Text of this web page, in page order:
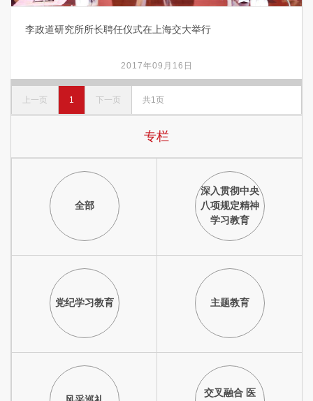
李政道研究所所长聘任仪式在上海交大举行
2017年09月16日
上一页 1 下一页 共1页
专栏
全部
深入贯彻中央
八项规定精神
学习教育
党纪学习教育 主题教育
交叉融合 医